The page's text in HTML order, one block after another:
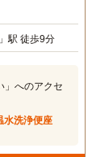
駅 徒歩9分
」へのアクセ
水洗浄便座